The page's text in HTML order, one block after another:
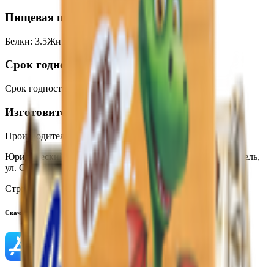
Пищевая ценность на 100г
Белки: 3.5Жиры Углеводы:61 Калории :
Срок годности
Срок годности 9 месяцев
Изготовитель
Производитель:
СП ОАО «Спартак»
Юридический адрес:246003, Республика Беларусь, г. Гомель,
ул. Советская,63
Страна производства:Республика Беларусь
Скачать приложение